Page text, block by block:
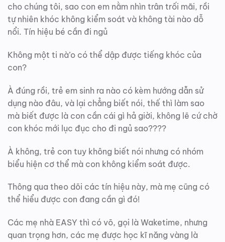
cho chúng tôi, sao con em nằm nhìn trân trối mãi, rồi
tự nhiên khóc không kiểm soát và không tài nào dỗ
nổi. Tín hiệu bé cần đi ngủ
Không một ti nà’o có thể dập được tiếng khóc của
con?
À đúng rồi, trẻ em sinh ra nào có kèm hướng dẫn sử
dụng nào đâu, và lại chẳng biết nói, thế thì làm sao
mà biết được là con cần cái gì hả giời, không lẽ cứ chờ
con khóc mới lục đục cho đi ngủ sao????
À không, trẻ con tuy không biết nói nhưng có nhóm
biểu hiện cơ thể mà con không kiểm soát được.
Thông qua theo dõi các tín hiệu này, mà mẹ cũng có
thể hiểu được con đang cần gì đó!
Các mẹ nhà EASY thì có võ, gọi là Waketime, nhưng
quan trọng hơn, các mẹ được học kĩ năng vàng là